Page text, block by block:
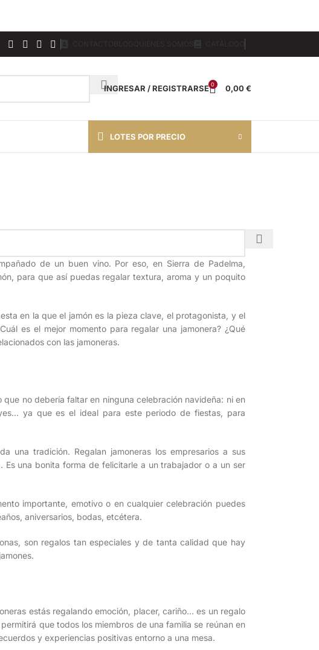
INGRESAR / REGISTRARSE 0 0,00€
LOTES POR PRECIO
de un buen vino. Por eso, en Sierra de Padelma,
para que así puedas regalar textura, aroma y un poquito
en la que el jamón es la pieza clave, el protagonista, y el
es el mejor momento para regalar una jamonera? ¿Qué
con las jamoneras.
no debería faltar en ninguna celebración navideña: ni en
ya que es el ideal para este periodo de fiestas, para
una tradición. Regalan jamoneras los empresarios a sus
una bonita forma de felicitarle a un trabajador o a un ser
importante, emotivo o en cualquier celebración puedes
aniversarios, bodas, etcétera.
son regalos tan especiales y de tanta calidad que hay
estás regalando emoción, placer, cariño… es un regalo
que todos los miembros de una familia se reúnan en
y experiencias positivas entorno a una mesa.